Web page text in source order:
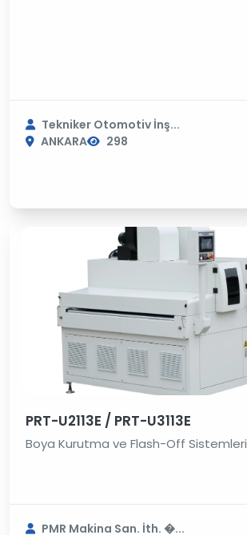
Tekniker Otomotiv İnş...
ANKARA
298
PRT-U2113E / PRT-U3113E
Boya Kurutma ve Flash-Off Sistemleri
PMR Makina San. İth. �...